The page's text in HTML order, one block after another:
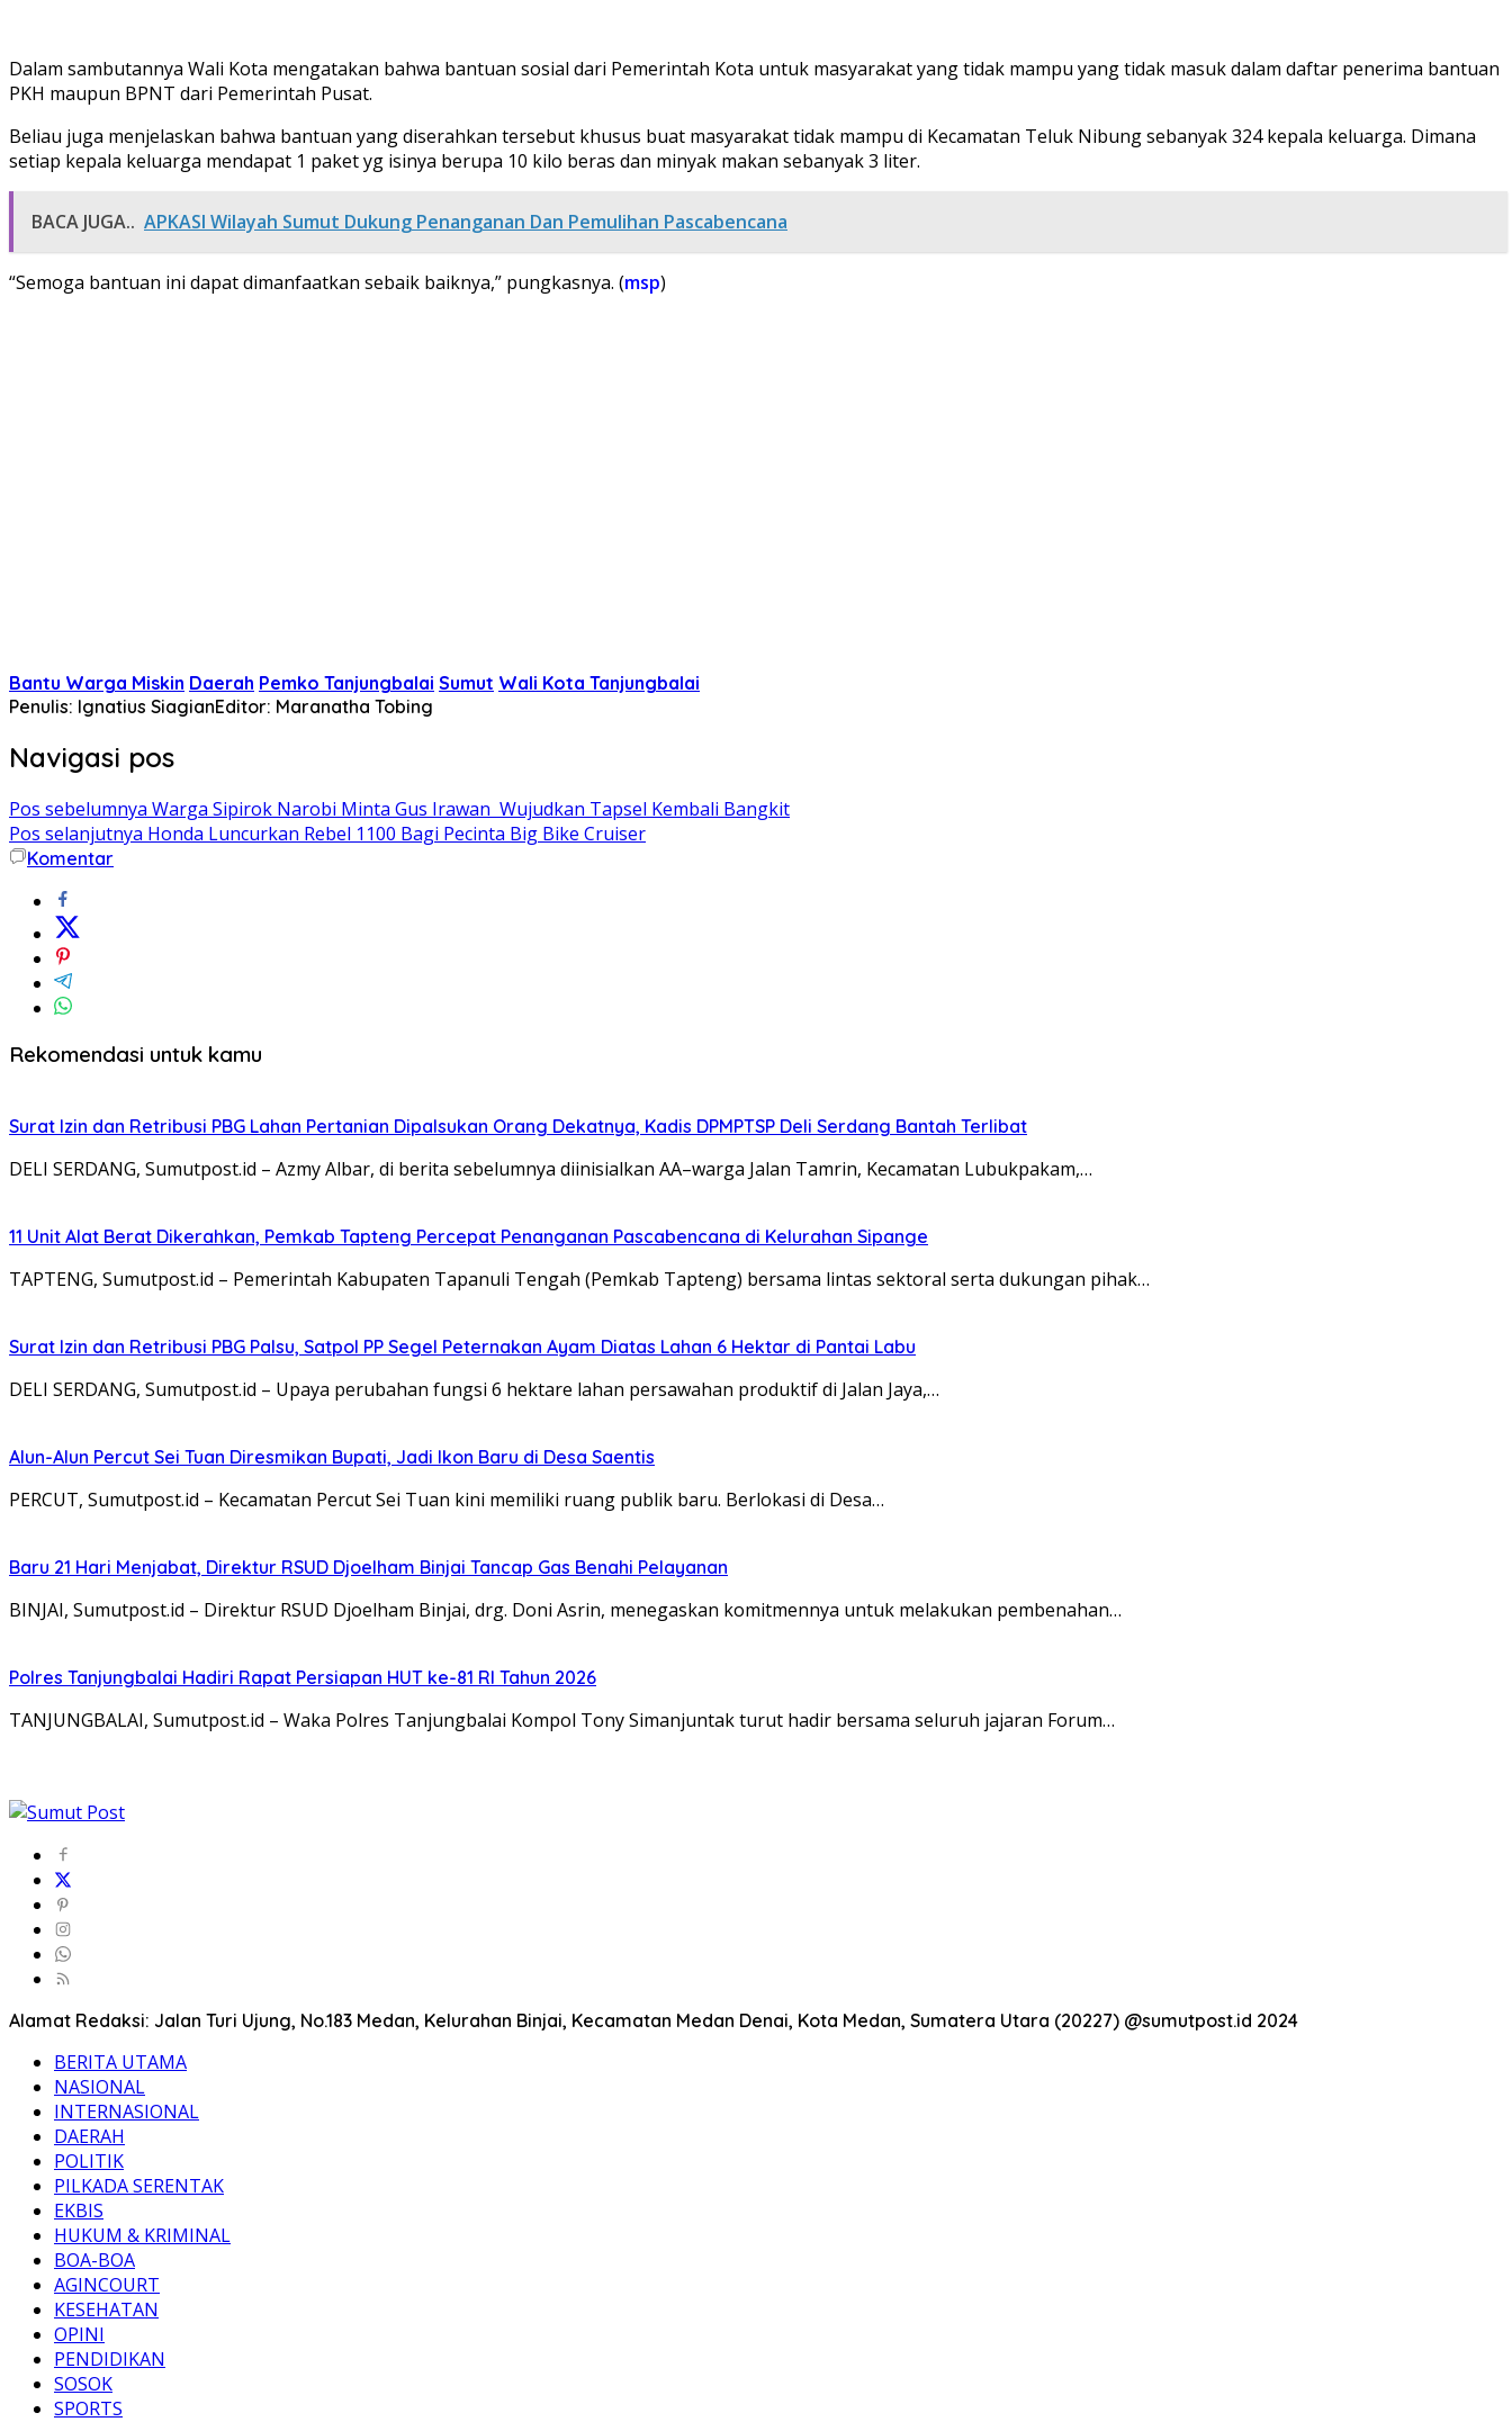
Dalam sambutannya Wali Kota mengatakan bahwa bantuan sosial dari Pemerintah Kota untuk masyarakat yang tidak mampu yang tidak masuk dalam daftar penerima bantuan
PKH maupun BPNT dari Pemerintah Pusat.
Beliau juga menjelaskan bahwa bantuan yang diserahkan tersebut khusus buat masyarakat tidak mampu di Kecamatan Teluk Nibung sebanyak 324 kepala keluarga. Dimana
setiap kepala keluarga mendapat 1 paket yg isinya berupa 10 kilo beras dan minyak makan sebanyak 3 liter.
BACA JUGA.. APKASI Wilayah Sumut Dukung Penanganan Dan Pemulihan Pascabencana
“Semoga bantuan ini dapat dimanfaatkan sebaik baiknya,” pungkasnya. (msp)
Bantu Warga Miskin Daerah Pemko Tanjungbalai Sumut Wali Kota Tanjungbalai
Penulis: Ignatius SiagianEditor: Maranatha Tobing
Navigasi pos
Pos sebelumnya Warga Sipirok Narobi Minta Gus Irawan Wujudkan Tapsel Kembali Bangkit
Pos selanjutnya Honda Luncurkan Rebel 1100 Bagi Pecinta Big Bike Cruiser
Komentar
Rekomendasi untuk kamu
Surat Izin dan Retribusi PBG Lahan Pertanian Dipalsukan Orang Dekatnya, Kadis DPMPTSP Deli Serdang Bantah Terlibat
DELI SERDANG, Sumutpost.id – Azmy Albar, di berita sebelumnya diinisialkan AA–warga Jalan Tamrin, Kecamatan Lubukpakam,…
11 Unit Alat Berat Dikerahkan, Pemkab Tapteng Percepat Penanganan Pascabencana di Kelurahan Sipange
TAPTENG, Sumutpost.id – Pemerintah Kabupaten Tapanuli Tengah (Pemkab Tapteng) bersama lintas sektoral serta dukungan pihak…
Surat Izin dan Retribusi PBG Palsu, Satpol PP Segel Peternakan Ayam Diatas Lahan 6 Hektar di Pantai Labu
DELI SERDANG, Sumutpost.id – Upaya perubahan fungsi 6 hektare lahan persawahan produktif di Jalan Jaya,…
Alun-Alun Percut Sei Tuan Diresmikan Bupati, Jadi Ikon Baru di Desa Saentis
PERCUT, Sumutpost.id – Kecamatan Percut Sei Tuan kini memiliki ruang publik baru. Berlokasi di Desa…
Baru 21 Hari Menjabat, Direktur RSUD Djoelham Binjai Tancap Gas Benahi Pelayanan
BINJAI, Sumutpost.id – Direktur RSUD Djoelham Binjai, drg. Doni Asrin, menegaskan komitmennya untuk melakukan pembenahan…
Polres Tanjungbalai Hadiri Rapat Persiapan HUT ke-81 RI Tahun 2026
TANJUNGBALAI, Sumutpost.id – Waka Polres Tanjungbalai Kompol Tony Simanjuntak turut hadir bersama seluruh jajaran Forum…
Alamat Redaksi: Jalan Turi Ujung, No.183 Medan, Kelurahan Binjai, Kecamatan Medan Denai, Kota Medan, Sumatera Utara (20227) @sumutpost.id 2024
BERITA UTAMA
NASIONAL
INTERNASIONAL
DAERAH
POLITIK
PILKADA SERENTAK
EKBIS
HUKUM & KRIMINAL
BOA-BOA
AGINCOURT
KESEHATAN
OPINI
PENDIDIKAN
SOSOK
SPORTS